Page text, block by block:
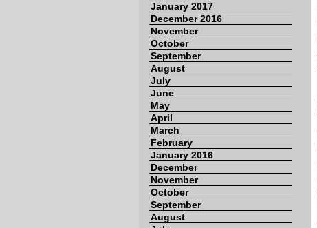
January 2017
December 2016
November
October
September
August
July
June
May
April
March
February
January 2016
December
November
October
September
August